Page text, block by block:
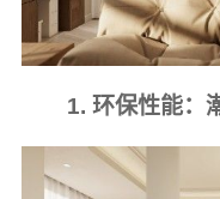
1. 环保性能：